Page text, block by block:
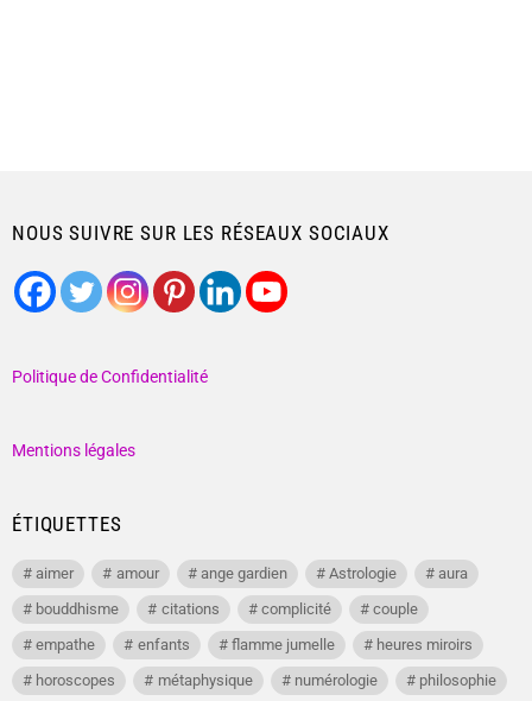
NOUS SUIVRE SUR LES RÉSEAUX SOCIAUX
Politique de Confidentialité
Mentions légales
ÉTIQUETTES
aimer amour ange gardien Astrologie
aura
bouddhisme
citations complicité
couple
empathe
enfants flamme jumelle
heures miroirs
horoscopes
métaphysique numérologie philosophie